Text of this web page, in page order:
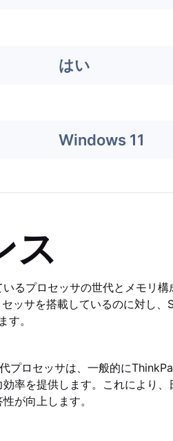
はい
Windows 11
ス
るプロセッサの世代とメモリ構
ッサを搭載しているのに対し
す。
プロセッサは、一般的に
率を提供します。これにより
が向上します。